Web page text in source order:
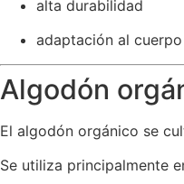
alta durabilidad
adaptación al cuerpo
Algodón
El algodón orgánico se
Se utiliza principalmente